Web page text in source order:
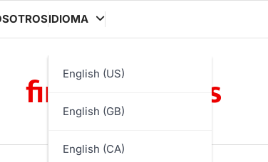
IDIOMA
English (US)
English (GB)
English (CA)
finisherbox.es